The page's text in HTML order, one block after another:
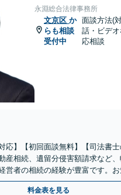
永淵総合法律事務所
文京区 か
らも相談
受付中
面談方法(
話・ビデ
応相談
応】【初回面談無料】【司法書
産相続、遺留分侵害額請求など
営者の相続の経験が豊富です。
間面談可】【オンライン面談可】
料金表を見る